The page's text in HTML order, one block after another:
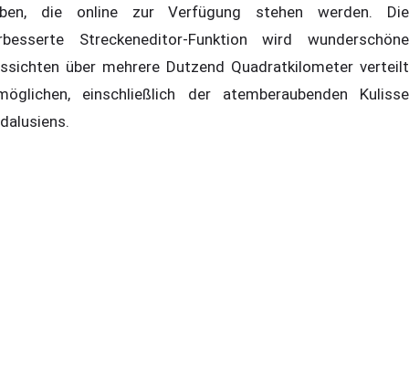
die online zur Verfügung stehen werden. Die
Streckeneditor-Funktion wird wunderschöne
über mehrere Dutzend Quadratkilometer verteilt
einschließlich der atemberaubenden Kulisse